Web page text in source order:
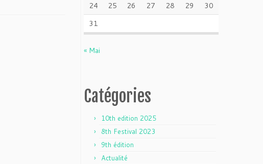
24
25 26 27 28 29
30
31
« Mai
Catégories
10th edition 2025
8th Festival 2023
9th édition
Actualité